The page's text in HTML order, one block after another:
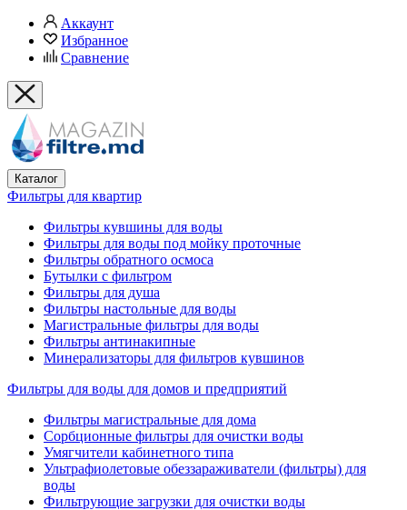
Аккаунт
Избранное
Сравнение
Каталог
Фильтры для квартир
Фильтры кувшины для воды
Фильтры для воды под мойку проточные
Фильтры обратного осмоса
Бутылки с фильтром
Фильтры для душа
Фильтры настольные для воды
Магистральные фильтры для воды
Фильтры антинакипные
Минерализаторы для фильтров кувшинов
Фильтры для воды для домов и предприятий
Фильтры магистральные для дома
Сорбционные фильтры для очистки воды
Умягчители кабинетного типа
Ультрафиолетовые обеззараживатели (фильтры) для
воды
Фильтрующие загрузки для очистки воды